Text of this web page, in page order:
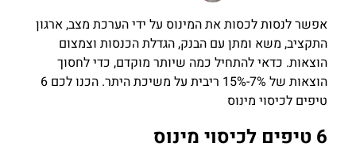
אפשר לנסות לכסות את המינוס על ידי הערכת מצב, ארגון
התקציב, משא ומתן עם הבנק, הגדלת הכנסות וצמצום
הוצאות. כדאי להתחיל כמה שיותר מוקדם, כדי לחסוך
הוצאות של 7%-15% ריבית על משיכת היתר. הכנו לכם 6
טיפים לכיסוי מינוס
6 טיפים לכיסוי מינוס